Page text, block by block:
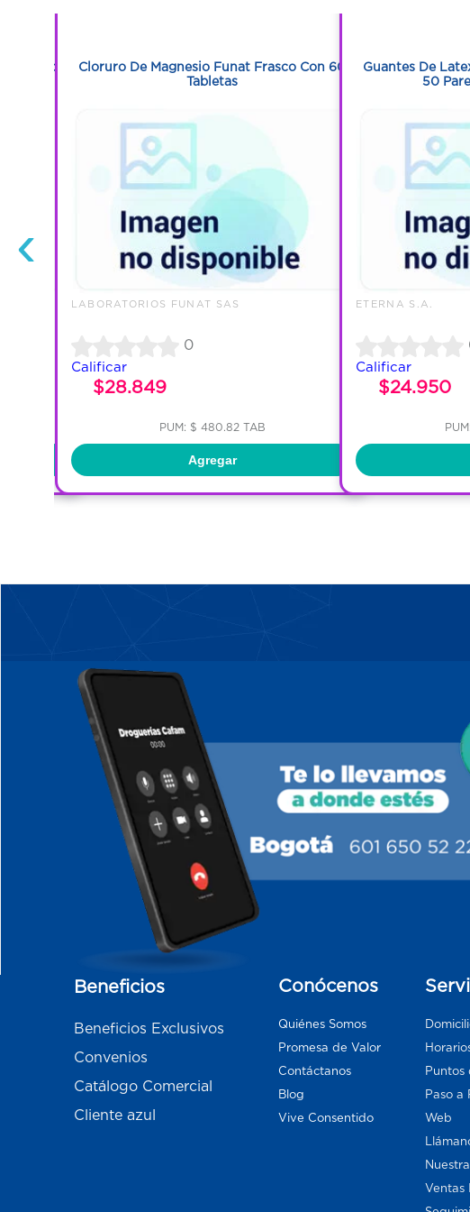
‹
Frasco
Cloruro De Magnesio Funat Frasco Con 60
Tabletas
LABORATORIOS FUNAT SAS
0
Calificar
$28.849
PUM: $ 480.82 TAB
Agregar
Guantes De
50
ETERNA S.A.
Calificar
$24.950
Beneficios
Beneficios Exclusivos
Convenios
Catálogo Comercial
Cliente azul
Conócenos
Quiénes Somos
Promesa de Valor
Contáctanos
Blog
Vive Consentido
Puntos
Paso a
Web
Ventas